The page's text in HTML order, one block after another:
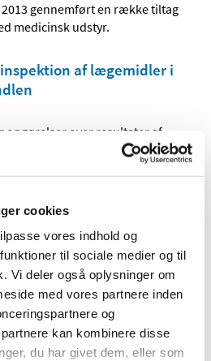
cookies
vores indhold og
til sociale medier og til
Vi deler også oplysninger om
med vores partnere inden
og
kan kombinere disse
du har givet dem, eller som
gennemført en række tiltag
medicinsk udstyr.
af lægemidler i
opgørelser over resultater af
og
i Europa samarbejder i et
Medicines Control…
Sundhedsstyrelsens